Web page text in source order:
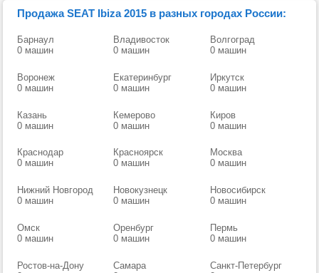
Продажа SEAT Ibiza 2015 в разных городах России:
Барнаул
0 машин
Владивосток
0 машин
Волгоград
0 машин
Воронеж
0 машин
Екатеринбург
0 машин
Иркутск
0 машин
Казань
0 машин
Кемерово
0 машин
Киров
0 машин
Краснодар
0 машин
Красноярск
0 машин
Москва
0 машин
Нижний Новгород
0 машин
Новокузнецк
0 машин
Новосибирск
0 машин
Омск
0 машин
Оренбург
0 машин
Пермь
0 машин
Ростов-на-Дону
Самара
Санкт-Петербург